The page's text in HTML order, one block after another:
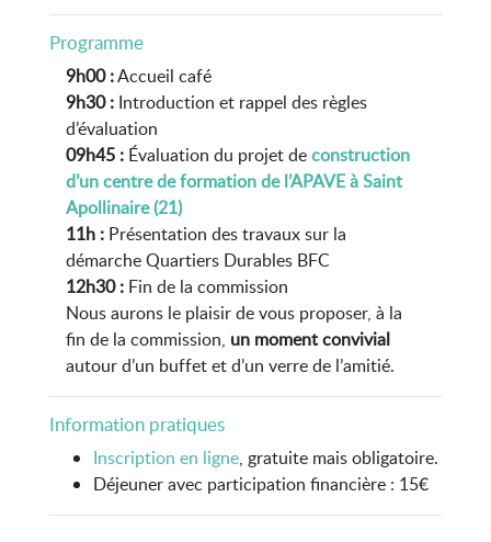
Programme
9h00 :Accueil café
9h30 : Introduction et rappel des règles
d’évaluation
09h45 : Évaluation du projet deconstruction
d’un centre de formation de l’APAVE à Saint
Apollinaire (21)
11h : Présentation des travaux sur la
démarche Quartiers Durables BFC
12h30 : Fin de la commission
Nous aurons le plaisir de vous proposer, à la
fin de la commission, un moment convivial
autour d’un buffet et d’un verre de l’amitié.
Information pratiques
Inscription en ligne, gratuite mais obligatoire.
Déjeuner avec participation financière : 15€